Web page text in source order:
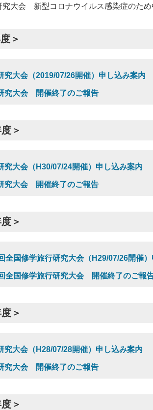
究大会 新型コロナウイルス感染症のため
＞
究大会（2019/07/26開催）申し込み案内
究大会 開催終了のご報告
＞
究大会（H30/07/24開催）申し込み案内
究大会 開催終了のご報告
＞
全国修学旅行研究大会（H29/07/26開催
全国修学旅行研究大会 開催終了のご報
＞
究大会（H28/07/28開催）申し込み案内
究大会 開催終了のご報告
＞